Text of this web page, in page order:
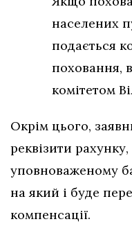
населених
подається
поховання,
комітетом
Окрім цього,
реквізити
уповноваженому
на який і буде
компенсації.